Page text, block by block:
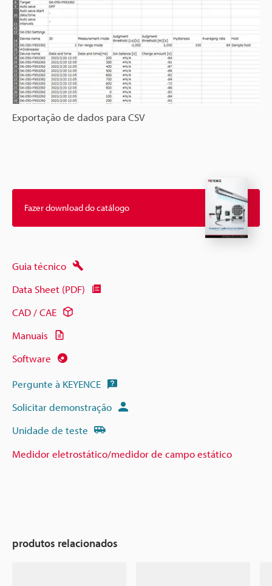
Exportação de dados para CSV
Fazer download do catálogo
Guia técnico
Data Sheet (PDF)
CAD / CAE
Manuais
Software
Pergunte à KEYENCE
Solicitar demonstração
Unidade de teste
Medidor eletrostático/medidor de campo estático
produtos relacionados